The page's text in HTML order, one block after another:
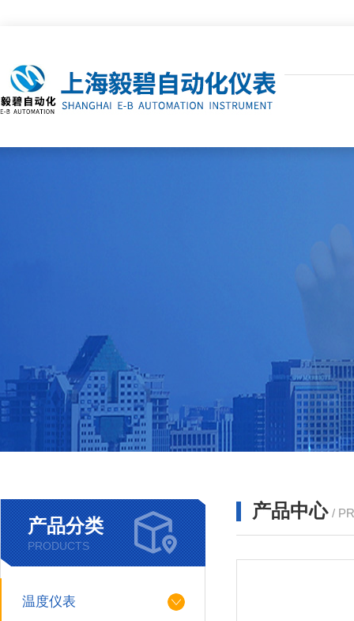
产品分类
PRODUCTS
温度仪表
产品中心 /